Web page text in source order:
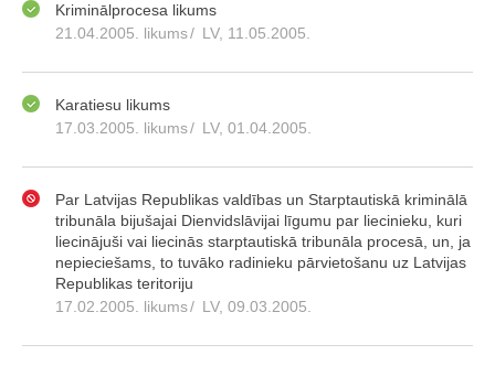
Kriminālprocesa likums
21.04.2005. likums/ LV, 11.05.2005.
Karatiesu likums
17.03.2005. likums/ LV, 01.04.2005.
Par Latvijas Republikas valdības un Starptautiskā kriminālā
tribunāla bijušajai Dienvidslāvijai līgumu par liecinieku, kuri
liecinājuši vai liecinās starptautiskā tribunāla procesā, un, ja
nepieciešams, to tuvāko radinieku pārvietošanu uz Latvijas
Republikas teritoriju
17.02.2005. likums/ LV, 09.03.2005.